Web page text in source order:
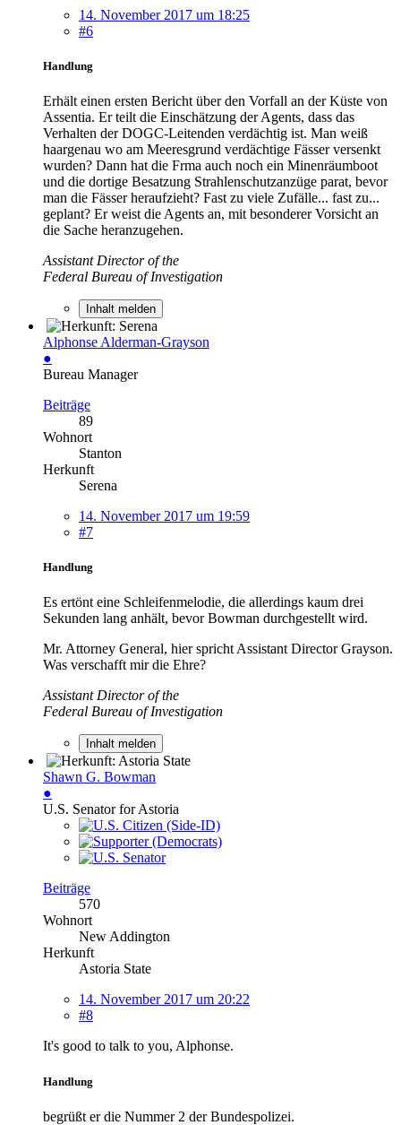
14. November 2017 um 18:25
#6
Handlung
Erhält einen ersten Bericht über den Vorfall an der Küste von
Assentia. Er teilt die Einschätzung der Agents, dass das
Verhalten der DOGC-Leitenden verdächtig ist. Man weiß
haargenau wo am Meeresgrund verdächtige Fässer versenkt
wurden? Dann hat die Frma auch noch ein Minenräumboot
und die dortige Besatzung Strahlenschutzanzüge parat, bevor
man die Fässer heraufzieht? Fast zu viele Zufälle... fast zu...
geplant? Er weist die Agents an, mit besonderer Vorsicht an
die Sache heranzugehen.
Assistant Director of the
Federal Bureau of Investigation
Inhalt melden
Alphonse Alderman-Grayson
●
Bureau Manager
Beiträge
89
Wohnort
Stanton
Herkunft
Serena
14. November 2017 um 19:59
#7
Handlung
Es ertönt eine Schleifenmelodie, die allerdings kaum drei
Sekunden lang anhält, bevor Bowman durchgestellt wird.
Mr. Attorney General, hier spricht Assistant Director Grayson.
Was verschafft mir die Ehre?
Assistant Director of the
Federal Bureau of Investigation
Inhalt melden
Shawn G. Bowman
●
U.S. Senator for Astoria
Beiträge
570
Wohnort
New Addington
Herkunft
Astoria State
14. November 2017 um 20:22
#8
It's good to talk to you, Alphonse.
Handlung
begrüßt er die Nummer 2 der Bundespolizei.